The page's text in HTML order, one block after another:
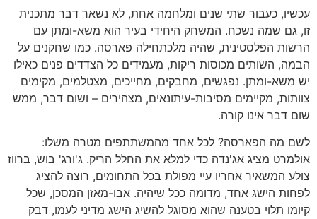
עכשיו, כעבור שתי שנים ומלחמה אחת, לא נשאר דבר מתכנית
זו, גם שמה נשכח. המשחק היחידי בעיר הוא משא-ומתן עם
הרשות הפלסטינית, שהיה מלכתחילה פארסה. כמו שחקנים על
הבמה, השותים מכוסות ריקות, מעמידים כל הצדדים פנים כאילו
יש משא-ומתן. נפגשים, מחבקים, מחייכים, מצטלמים, מקימים
צוותות, מקיימים מסיבות-עיתונאים, מצהירים – ושום דבר, ממש
שום דבר אינו קורה.
לשם מה הפארסה? לכל אחד מהמשתתפים מטרה משלו:
אולמרט מציג אג'נדה כדי למלא את החלל הריק. ג'ורג' בוש, ברווז
צולע המשאיר אחריו עיי מפולת בכל התחומים, רוצה להציג
לפחות הישג אחד, מדומה ככל שיהיה. אבו-מאזן המסכן, שכל
קיומו תלוי בטענה שהוא מסוגל להשיג הישג מדיני לעמו, דבק